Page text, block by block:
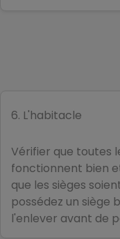
6. L'habitacle
Vérifier que toutes
fonctionnent bien
que les sièges
possédez un siège
l'enlever avant de